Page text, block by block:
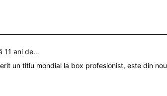
11 ani de…
un titlu mondial la box profesionist, este din nou